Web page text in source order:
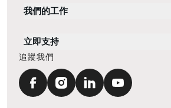
我們的工作
立即支持
追蹤我們